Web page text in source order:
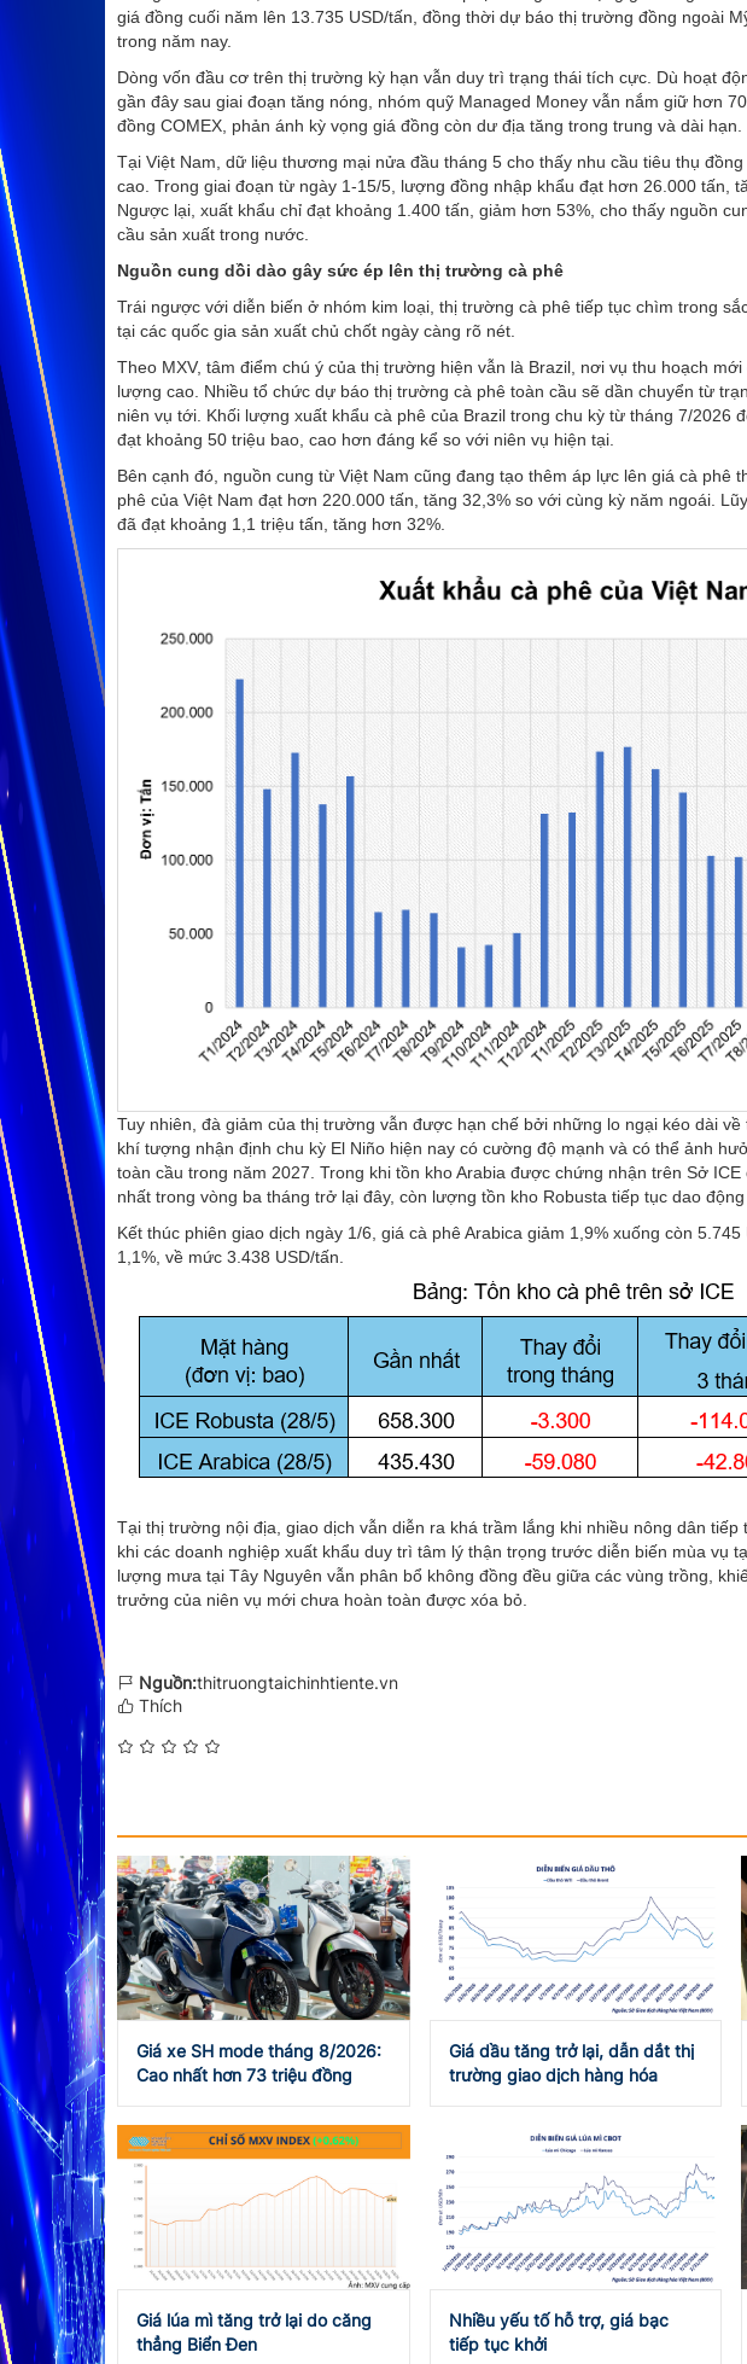
giá đồng cuối năm lên 13.735 USD/tấn, đồng thời dự báo thị trường đồng ngoài
trong năm nay.
Dòng vốn đầu cơ trên thị trường kỳ hạn vẫn duy trì trạng thái tích cực. Dù hoạt
gần đây sau giai đoạn tăng nóng, nhóm quỹ Managed Money vẫn nắm giữ hơn
đồng COMEX, phản ánh kỳ vọng giá đồng còn dư địa tăng trong trung và dài hạn.
Tại Việt Nam, dữ liệu thương mại nửa đầu tháng 5 cho thấy nhu cầu tiêu thụ
cao. Trong giai đoạn từ ngày 1-15/5, lượng đồng nhập khẩu đạt hơn 26.000 tấn,
Ngược lại, xuất khẩu chỉ đạt khoảng 1.400 tấn, giảm hơn 53%, cho thấy nguồn
cầu sản xuất trong nước.
Nguồn cung dồi dào gây sức ép lên thị trường cà phê
Trái ngược với diễn biến ở nhóm kim loại, thị trường cà phê tiếp tục chìm trong
tại các quốc gia sản xuất chủ chốt ngày càng rõ nét.
Theo MXV, tâm điểm chú ý của thị trường hiện vẫn là Brazil, nơi vụ thu hoạch
lượng cao. Nhiều tổ chức dự báo thị trường cà phê toàn cầu sẽ dần chuyển từ
niên vụ tới. Khối lượng xuất khẩu cà phê của Brazil trong chu kỳ từ tháng 7/2026
đạt khoảng 50 triệu bao, cao hơn đáng kể so với niên vụ hiện tại.
Bên cạnh đó, nguồn cung từ Việt Nam cũng đang tạo thêm áp lực lên giá cà phê
phê của Việt Nam đạt hơn 220.000 tấn, tăng 32,3% so với cùng kỳ năm ngoái.
đã đạt khoảng 1,1 triệu tấn, tăng hơn 32%.
Tuy nhiên, đà giảm của thị trường vẫn được hạn chế bởi những lo ngại kéo dài
khí tượng nhận định chu kỳ El Niño hiện nay có cường độ mạnh và có thể ảnh
toàn cầu trong năm 2027. Trong khi tồn kho Arabia được chứng nhận trên Sở
nhất trong vòng ba tháng trở lại đây, còn lượng tồn kho Robusta tiếp tục dao
Kết thúc phiên giao dịch ngày 1/6, giá cà phê Arabica giảm 1,9% xuống còn
1,1%, về mức 3.438 USD/tấn.
Tại thị trường nội địa, giao dịch vẫn diễn ra khá trầm lắng khi nhiều nông dân
khi các doanh nghiệp xuất khẩu duy trì tâm lý thận trọng trước diễn biến mùa vụ
lượng mưa tại Tây Nguyên vẫn phân bổ không đồng đều giữa các vùng trồng,
trưởng của niên vụ mới chưa hoàn toàn được xóa bỏ.
Nguồn:thitruongtaichinhtiente.vn
Thích
Giá xe SH mode tháng 8/2026:
Cao nhất hơn 73 triệu đồng
Giá dầu tăng trở lại, dẫn dắt thị
trường giao dịch hàng hóa
Giá lúa mì tăng trở lại do căng
thẳng Biển Đen
Nhiều yếu tố hỗ trợ, giá bạc
tiếp tục khởi